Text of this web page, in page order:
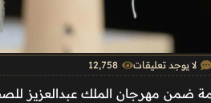
لا يوجد تعليقات 12٬758